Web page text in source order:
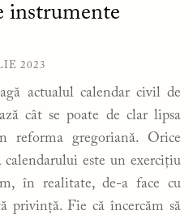
instrumente
2023
actualul calendar civil de
cât se poate de clar lipsa
reforma gregoriană. Orice
este un exercițiu
în realitate, de-a face cu
privință. Fie că încercăm să